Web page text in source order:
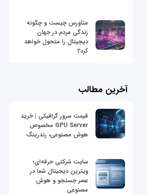
متاورس چیست و چگونه
زندگی مردم در جهان
دیجیتال را متحول خواهد
کرد؟
آخرین مطالب
قیمت سرور گرافیکی | خرید
GPU Server مخصوص
هوش مصنوعی، رندرینگ
سایت شرکتی حرفه‌ای؛
ویترین دیجیتال شما در
عصر جستجو و هوش
مصنوعی